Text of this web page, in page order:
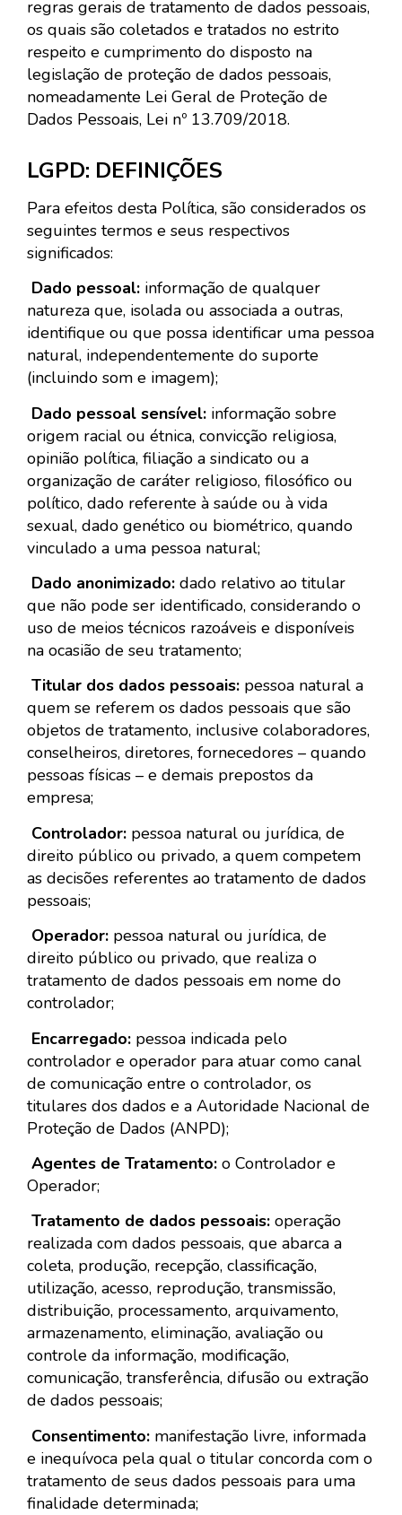
regras gerais de tratamento de dados pessoais,
os quais são coletados e tratados no estrito
respeito e cumprimento do disposto na
legislação de proteção de dados pessoais,
nomeadamente Lei Geral de Proteção de
Dados Pessoais, Lei nº 13.709/2018.
LGPD: DEFINIÇÕES
Para efeitos desta Política, são considerados os
seguintes termos e seus respectivos
significados:
Dado pessoal: informação de qualquer
natureza que, isolada ou associada a outras,
identifique ou que possa identificar uma pessoa
natural, independentemente do suporte
(incluindo som e imagem);
Dado pessoal sensível: informação sobre
origem racial ou étnica, convicção religiosa,
opinião política, filiação a sindicato ou a
organização de caráter religioso, filosófico ou
político, dado referente à saúde ou à vida
sexual, dado genético ou biométrico, quando
vinculado a uma pessoa natural;
Dado anonimizado: dado relativo ao titular
que não pode ser identificado, considerando o
uso de meios técnicos razoáveis e disponíveis
na ocasião de seu tratamento;
Titular dos dados pessoais: pessoa natural a
quem se referem os dados pessoais que são
objetos de tratamento, inclusive colaboradores,
conselheiros, diretores, fornecedores – quando
pessoas físicas – e demais prepostos da
empresa;
Controlador: pessoa natural ou jurídica, de
direito público ou privado, a quem competem
as decisões referentes ao tratamento de dados
pessoais;
Operador: pessoa natural ou jurídica, de
direito público ou privado, que realiza o
tratamento de dados pessoais em nome do
controlador;
Encarregado: pessoa indicada pelo
controlador e operador para atuar como canal
de comunicação entre o controlador, os
titulares dos dados e a Autoridade Nacional de
Proteção de Dados (ANPD);
Agentes de Tratamento: o Controlador e
Operador;
Tratamento de dados pessoais: operação
realizada com dados pessoais, que abarca a
coleta, produção, recepção, classificação,
utilização, acesso, reprodução, transmissão,
distribuição, processamento, arquivamento,
armazenamento, eliminação, avaliação ou
controle da informação, modificação,
comunicação, transferência, difusão ou extração
de dados pessoais;
Consentimento: manifestação livre, informada
e inequívoca pela qual o titular concorda com o
tratamento de seus dados pessoais para uma
finalidade determinada;